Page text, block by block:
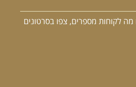
לקוחות מספרים, צפו בסרטונים